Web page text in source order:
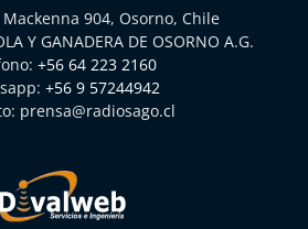
904, Osorno, Chile
Y GANADERA DE OSORNO A.G.
+56 64 223 2160
+56 9 57244942
prensa@radiosago.cl